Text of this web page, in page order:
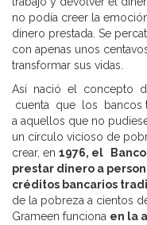
no podía creer la
dinero prestada. Se
con apenas unos
transformar sus vidas.
Así nació el concepto
cuenta que los bancos
a aquellos que no
un círculo vicioso de
crear, en 1976, el
prestar dinero a
créditos bancarios
de la pobreza a cientos
Grameen funciona en la